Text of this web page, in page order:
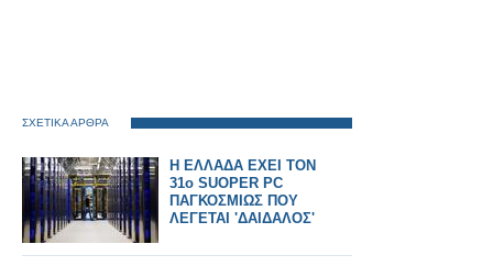
ΣΧΕΤΙΚΑ ΑΡΘΡΑ
Η ΕΛΛΑΔΑ ΕΧΕΙ ΤΟΝ
31ο SUOPER PC
ΠΑΓΚΟΣΜΙΩΣ ΠΟΥ
ΛΕΓΕΤΑΙ 'ΔΑΙΔΑΛΟΣ'